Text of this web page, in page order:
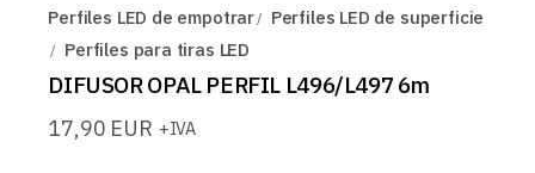
Perfiles LED de empotrar
Perfiles LED de superficie
Perfiles para tiras LED
DIFUSOR OPAL PERFIL L496/L497 6m
17,90 EUR +IVA